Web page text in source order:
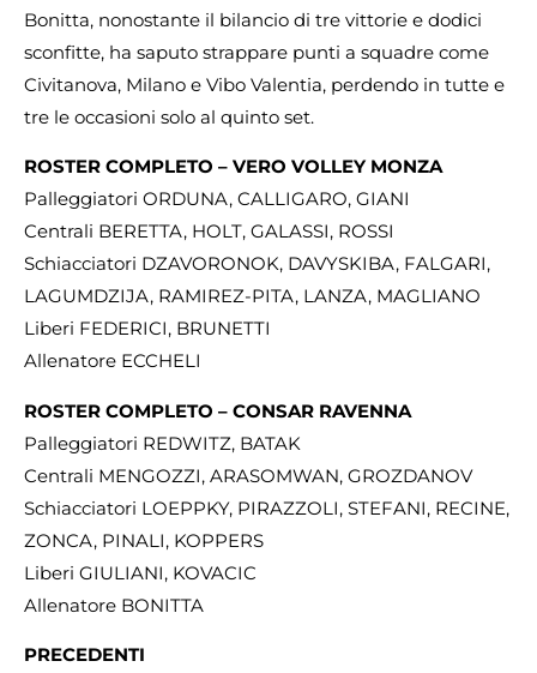
Bonitta, nonostante il bilancio di tre vittorie e dodici
sconfitte, ha saputo strappare punti a squadre come
Civitanova, Milano e Vibo Valentia, perdendo in tutte e
tre le occasioni solo al quinto set.
ROSTER COMPLETO – VERO VOLLEY MONZA
Palleggiatori ORDUNA, CALLIGARO, GIANI
Centrali BERETTA, HOLT, GALASSI, ROSSI
Schiacciatori DZAVORONOK, DAVYSKIBA, FALGARI,
LAGUMDZIJA, RAMIREZ-PITA, LANZA, MAGLIANO
Liberi FEDERICI, BRUNETTI
Allenatore ECCHELI
ROSTER COMPLETO – CONSAR RAVENNA
Palleggiatori REDWITZ, BATAK
Centrali MENGOZZI, ARASOMWAN, GROZDANOV
Schiacciatori LOEPPKY, PIRAZZOLI, STEFANI, RECINE,
ZONCA, PINALI, KOPPERS
Liberi GIULIANI, KOVACIC
Allenatore BONITTA
PRECEDENTI